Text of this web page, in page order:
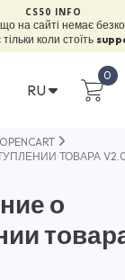
CS50 INFO
на сайті немає
коли стоїть
RU
0
OPENCART
ТОВАРА
о